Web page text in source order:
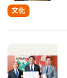
文化